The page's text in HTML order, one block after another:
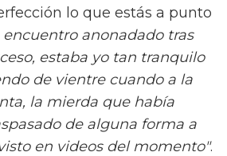
lo que estás a punto
encuentro anonadado tras
estaba yo tan tranquilo
de vientre cuando a la
la mierda que había
de alguna forma a
en videos del momento".